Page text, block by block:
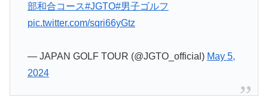
部和合コース#JGTO#男子ゴルフ
pic.twitter.com/sqri66yGtz
— JAPAN GOLF TOUR (@JGTO_official) May 5,
2024